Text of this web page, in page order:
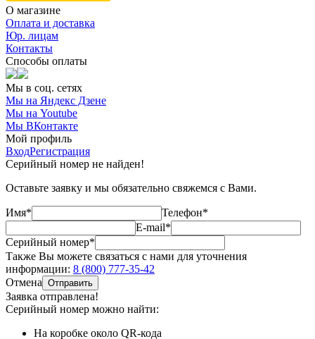
О магазине
Оплата и доставка
Юр. лицам
Контакты
Способы оплаты
Мы в соц. сетях
Мы на Яндекс Дзене
Мы на Youtube
Мы ВКонтакте
Мой профиль
ВходРегистрация
Серийный номер не найден!
Оставьте заявку и мы обязательно свяжемся с Вами.
Имя*
Телефон*
E-mail*
Серийный номер*
Также Вы можете связаться с нами для уточнения
информации: 8 (800) 777-35-42
Отмена Отправить
Заявка отправлена!
Серийный номер можно найти:
На коробке около QR-кода